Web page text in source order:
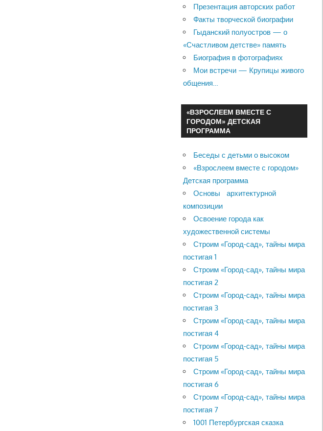
Презентация авторских работ
Факты творческой биографии
Гыданский полуостров — о
«Счастливом детстве» память
Биография в фотографиях
Мои встречи — Крупицы живого
общения…
«ВЗРОСЛЕЕМ ВМЕСТЕ С
ГОРОДОМ» ДЕТСКАЯ
ПРОГРАММА
Беседы с детьми о высоком
«Взрослеем вместе с городом»
Детская программа
Основы архитектурной
композиции
Освоение города как
художественной системы
Строим «Город-сад», тайны мира
постигая 1
Строим «Город-сад», тайны мира
постигая 2
Строим «Город-сад», тайны мира
постигая 3
Строим «Город-сад», тайны мира
постигая 4
Строим «Город-сад», тайны мира
постигая 5
Строим «Город-сад», тайны мира
постигая 6
Строим «Город-сад», тайны мира
постигая 7
1001 Петербургская сказка